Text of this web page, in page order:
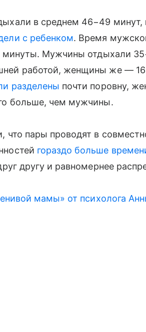
в среднем 46−49 минут,
с ребенком. Время
Мужчины отдыхали
работой, женщины же —
разделены почти поровну,
больше, чем мужчины.
что пары проводят в
гораздо больше
другу и равномернее
мамы» от психолога